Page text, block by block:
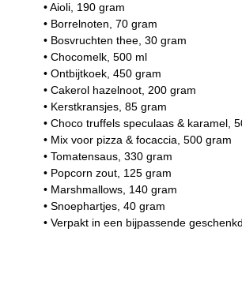
• Aioli, 190 gram
• Borrelnoten, 70 gram
• Bosvruchten thee, 30 gram
• Chocomelk, 500 ml
• Ontbijtkoek, 450 gram
• Cakerol hazelnoot, 200 gram
• Kerstkransjes, 85 gram
• Choco truffels speculaas & karamel,
• Mix voor pizza & focaccia, 500 gram
• Tomatensaus, 330 gram
• Popcorn zout, 125 gram
• Marshmallows, 140 gram
• Snoephartjes, 40 gram
• Verpakt in een bijpassende